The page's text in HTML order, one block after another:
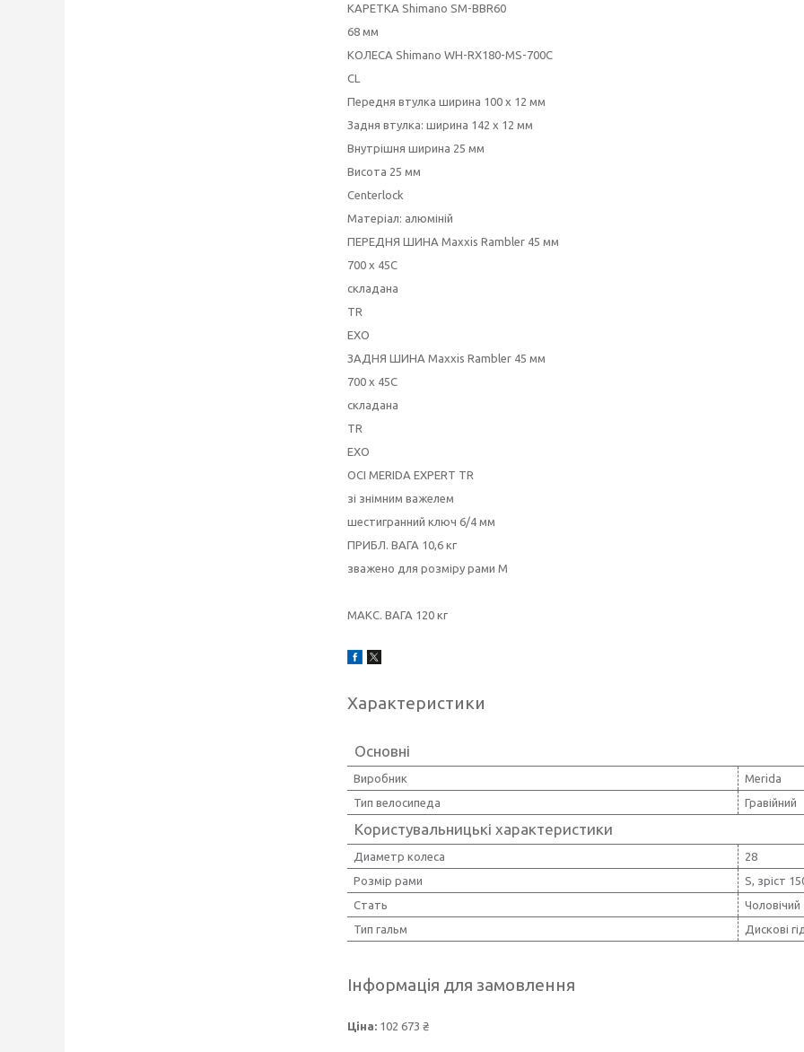
КАРЕТКА Shimano SM-BBR60
68 мм
КОЛЕСА Shimano WH-RX180-MS-700C
CL
Передня втулка ширина 100 x 12 мм
Задня втулка: ширина 142 х 12 мм
Внутрішня ширина 25 мм
Висота 25 мм
Centerlock
Матеріал: алюміній
ПЕРЕДНЯ ШИНА Maxxis Rambler 45 мм
700 x 45C
складана
TR
EXO
ЗАДНЯ ШИНА Maxxis Rambler 45 мм
700 x 45C
складана
TR
EXO
ОСІ MERIDA EXPERT TR
зі знімним важелем
шестигранний ключ 6/4 мм
ПРИБЛ. ВАГА 10,6 кг
зважено для розміру рами M
МАКС. ВАГА 120 кг
Характеристики
Основні
Виробник
Merida
Тип велосипеда
Гравійний
Користувальницькі характеристики
Диаметр колеса
28
Розмір рами
S, зріст
Стать
Чоловічий
Тип гальм
Дискові
Інформація для замовлення
Ціна: 102 673 ₴